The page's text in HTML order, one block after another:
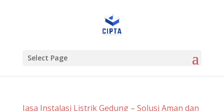
Select Page
Jasa Instalasi Listrik Gedung – Solusi Aman dan